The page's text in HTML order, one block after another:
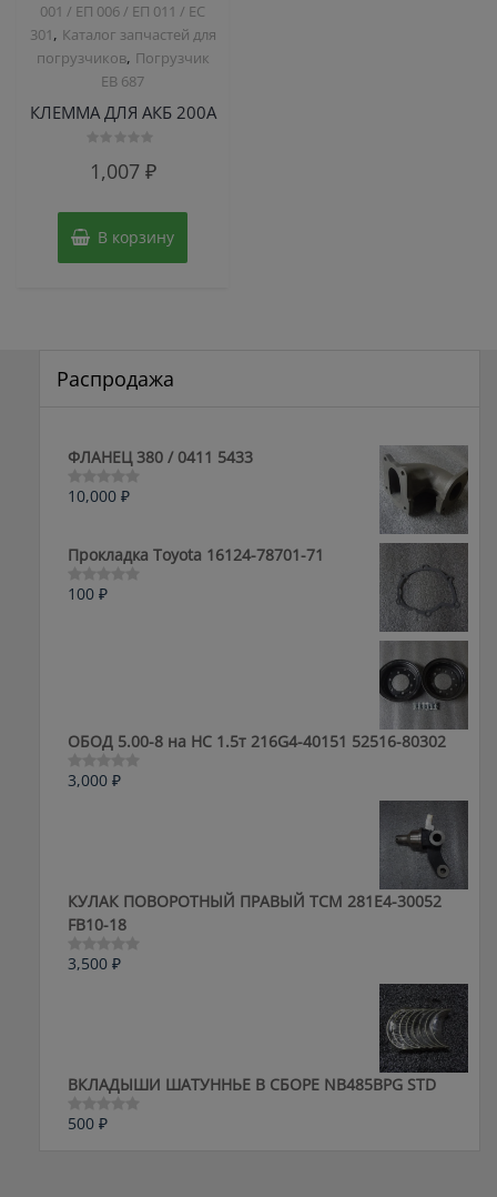
001 / ЕП 006 / ЕП 011 / ЕС
301, Каталог запчастей для
погрузчиков, Погрузчик
ЕВ 687
КЛЕММА ДЛЯ АКБ 200А
01,007 ₽
В корзину
Распродажа
ФЛАНЕЦ 380 / 0411 5433
Оценка
5
10,000 ₽
Прокладка Toyota 16124-78701-71
Оценка
100 ₽
ОБОД 5.00-8 на HC 1.5т 216G4-40151 52516-80302
Оценка
3,000 ₽
КУЛАК ПОВОРОТНЫЙ ПРАВЫЙ ТСМ 281E4-30052
FB10-18
Оценка
3,500 ₽
ВКЛАДЫШИ ШАТУННЬЕ В СБОРЕ NB485BPG STD
Оценка
500 ₽